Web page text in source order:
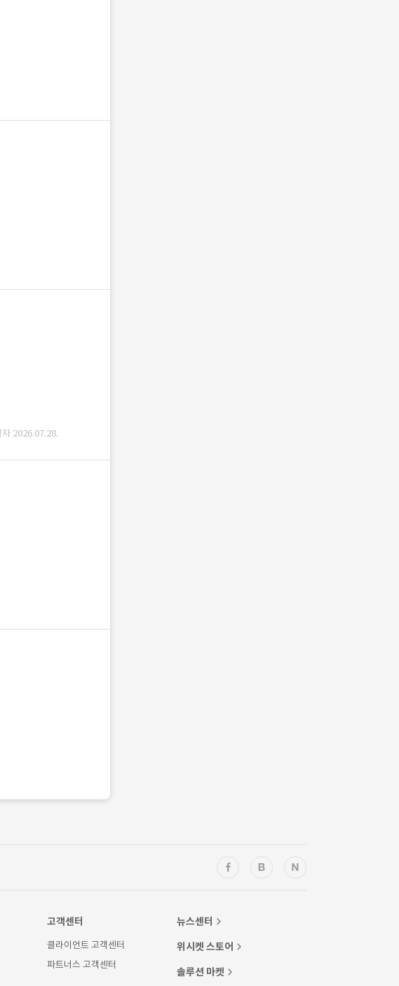
구축
2026.07.28.
고객센터
클라이언트 고객센터
파트너스 고객센터
뉴스센터
위시켓 스토어
솔루션 마켓